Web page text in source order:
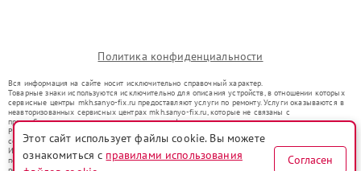
Политика конфиденциальности
Вся информация на сайте носит исключительно справочный характер.
Товарные знаки используются исключительно для описания устройств, в отношении которых
сервисные центры mkh.sanyo-fix.ru предоставляют услуги по ремонту. Услуги оказываются в
неавторизованных сервисных центрах mkh.sanyo-fix.ru, которые не связаны с
правообладателями товарных знаков или их официальными представителями.
Ремонт осуществляется для устройств, уже введенных в гражданский оборот в соответствии
со статьей 1487 ГК РФ.
Использование товарных знаков не преследует цели индивидуализации услуг или введения
потребителей в заблуждение, а служит для информирования о предоставляемых услугах по
Этот сайт использует файлы cookie. Вы можете
ознакомиться с правилами использования
Согласен